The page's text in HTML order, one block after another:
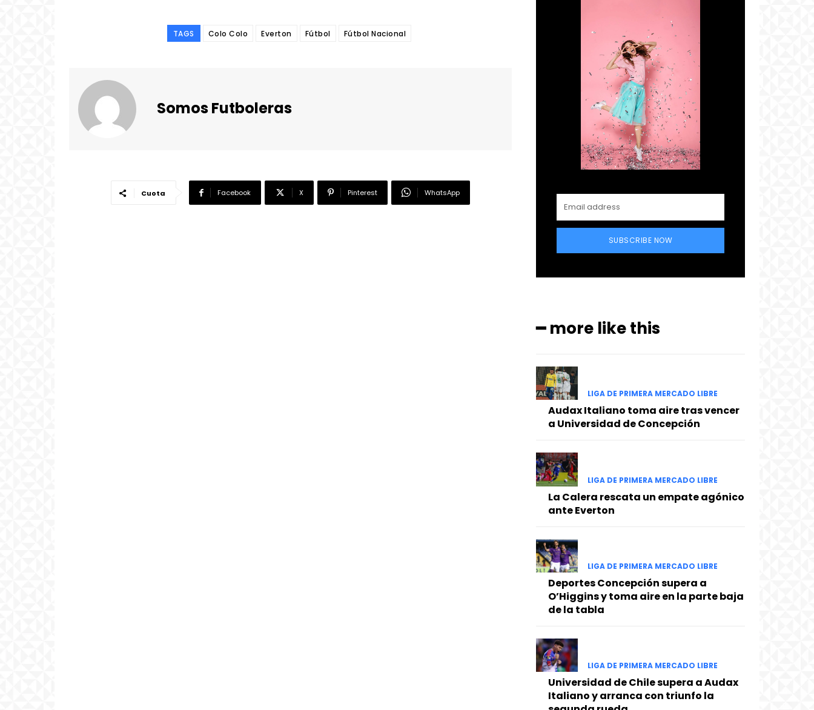
TAGS Colo Colo Everton Fútbol Fútbol Nacional
Somos Futboleras
Cuota Facebook X Pinterest WhatsApp
SUBSCRIBE NOW
━ more like this
LIGA DE PRIMERA MERCADO LIBRE
Audax Italiano toma aire tras vencer
a Universidad de Concepción
LIGA DE PRIMERA MERCADO LIBRE
La Calera rescata un empate agónico
ante Everton
LIGA DE PRIMERA MERCADO LIBRE
Deportes Concepción supera a
O’Higgins y toma aire en la parte baja
de la tabla
LIGA DE PRIMERA MERCADO LIBRE
Universidad de Chile supera a Audax
Italiano y arranca con triunfo la